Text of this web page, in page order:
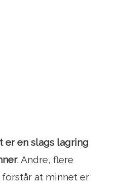
er en slags lagring
. Andre, flere
at minnet er